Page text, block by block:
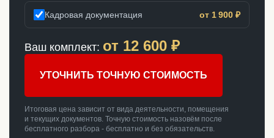
Кадровая документация от 1 900 ₽
Ваш комплект: от 12 600 ₽
УТОЧНИТЬ ТОЧНУЮ СТОИМОСТЬ
Итоговая цена зависит от вида деятельности, помещения
и текущих документов. Точную стоимость назовём после
бесплатного разбора - бесплатно и без обязательств.